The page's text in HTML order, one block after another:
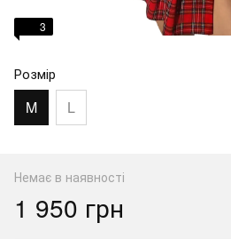
3
Розмір
M L
Немає в наявності
1 950 грн